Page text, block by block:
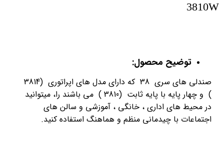
3810W
توضیح محصول:
صندلی های سری 38 که دارای مدل های اپراتوری (3814
) و چهار پایه با پایه ثابت (3810 ) می باشند را، میتوانید
در محیط های اداری ، خانگی ، آموزشی و سالن های
اجتماعات با چیدمانی منظم و هماهنگ استفاده کنید.